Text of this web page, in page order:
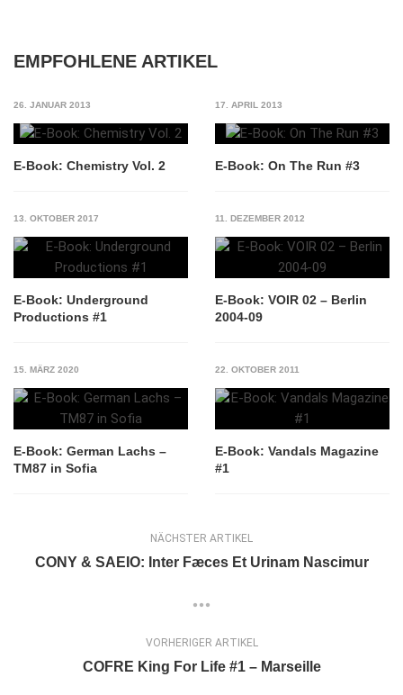
EMPFOHLENE ARTIKEL
26. JANUAR 2013
E-Book: Chemistry Vol. 2
17. APRIL 2013
E-Book: On The Run #3
13. OKTOBER 2017
E-Book: Underground
Productions #1
11. DEZEMBER 2012
E-Book: VOIR 02 – Berlin
2004-09
15. MÄRZ 2020
E-Book: German Lachs –
TM87 in Sofia
22. OKTOBER 2011
E-Book: Vandals Magazine
#1
NÄCHSTER ARTIKEL
CONY & SAEIO: Inter Fæces Et Urinam Nascimur
VORHERIGER ARTIKEL
COFRE King For Life #1 – Marseille